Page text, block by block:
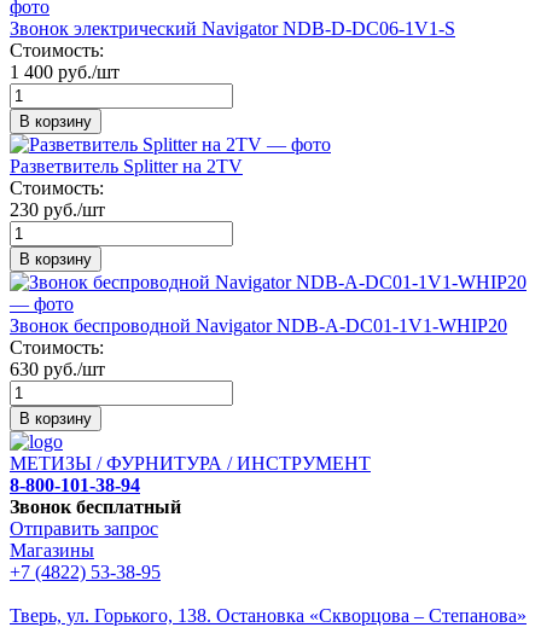
Звонок электрический Navigator NDB-D-DC06-1V1-S
Стоимость:
1 400 руб./шт
В корзину
Разветвитель Splitter на 2TV
Стоимость:
230 руб./шт
В корзину
Звонок беспроводной Navigator NDB-A-DC01-1V1-WHIP20
Стоимость:
630 руб./шт
В корзину
МЕТИЗЫ / ФУРНИТУРА / ИНСТРУМЕНТ
8-800-101-38-94
Звонок бесплатный
Отправить запрос
Магазины
+7 (4822) 53-38-95
Тверь, ул. Горького, 138. Остановка «Скворцова – Степанова»